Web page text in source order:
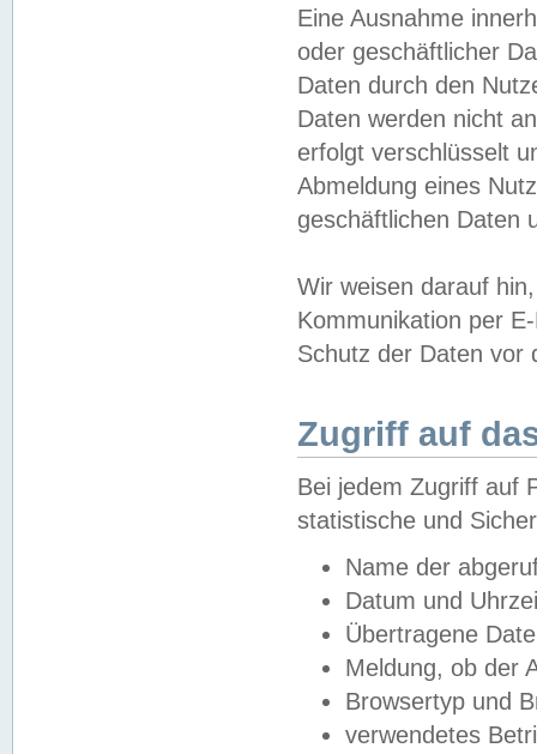
Eine Ausnahme
oder geschäftlicher
Daten durch den
Daten werden nicht
erfolgt verschlüsselt
Abmeldung eines
geschäftlichen Daten
Wir weisen darauf
Kommunikation per
Schutz der Daten vor
Zugriff auf
Bei jedem Zugriff auf
statistische und
Name der
Datum und
Übertragene
Meldung, ob der
Browsertyp und
verwendetes